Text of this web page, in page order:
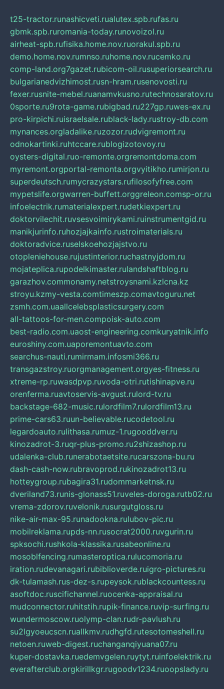
t25-tractor.runashicveti.rualutex.spb.rufas.ru
gbmk.spb.ruromania-today.runovoizol.ru
airheat-spb.rufisika.home.nov.ruorakul.spb.ru
demo.home.nov.rumnso.ruhome.nov.rucemko.ru
comp-land.org7gazet.rubicom-oil.rusuperiorsearch.ru
bulgarianedvizhimost.rusn-hram.rusenovosti.ru
fexer.rusnite-mebel.ruanamvkusno.rutechnosaratov.ru
0sporte.ru9rota-game.rubigbad.ru227gp.ruwes-ex.ru
pro-kirpichi.ruisraelsale.rublack-lady.rustroy-db.com
mynances.orgladalike.ruzozor.rudvigremont.ru
odnokartinki.ruhtccare.rublogizotovoy.ru
oysters-digital.ruo-remonte.orgremontdoma.com
myremont.orgportal-remonta.orgvyitikho.rumirjon.ru
superdeutsch.rumycrazystars.rufilosofyfree.com
mypetslife.orgwarren-buffett.orggreleon.comsp-or.ru
infoelectrik.rumaterialexpert.rudetkiexpert.ru
doktorvilechit.ruvsesvoimirykami.ruinstrumentgid.ru
manikjurinfo.ruhozjajkainfo.rustroimaterials.ru
doktoradvice.ruselskoehozjajstvo.ru
otopleniehouse.rujustinterior.ruchastnyjdom.ru
mojateplica.rupodelkimaster.rulandshaftblog.ru
garazhov.commonamy.netstroysnami.kzlcna.kz
stroyu.kzmy-vesta.comtimeszp.comavtoguru.net
zsmh.com.uaallcelebsplasticsurgery.com
all-tattoos-for-men.compoisk-auto.com
best-radio.com.uaost-engineering.comkuryatnik.info
euroshiny.com.uaporemontuavto.com
searchus-nauti.rumirmam.infosmi366.ru
transgazstroy.ruorgmanagement.orgyes-fitness.ru
xtreme-rp.ruwasdpvp.ruvoda-otri.rutishinapve.ru
orenferma.ruavtoservis-avgust.rulord-tv.ru
backstage-682-music.rulordfilm7.rulordfilm13.ru
prime-cars63.ruun-believable.rucodetool.ru
legardoauto.rulithasa.rumuz-1.rugooddver.ru
kinozadrot-3.ruqr-plus-promo.ru2shizashop.ru
udalenka-club.runerabotaetsite.rucarszona-bu.ru
dash-cash-now.rubravoprod.rukinozadrot13.ru
hotteygroup.rubagira31.rudommarketnsk.ru
dveriland73.runis-glonass51.ruveles-doroga.rutb02.ru
vrema-zdorov.ruvelonik.rusurgutgloss.ru
nike-air-max-95.runadookna.rulubov-pic.ru
mobilreklama.rupds-nn.rusocrat2000.ruvgurin.ru
spksochi.rushkola-klassika.rusabeonline.ru
mosoblfencing.rumasteroptica.rulucomoria.ru
iration.rudevanagari.rubiblioverde.ruigro-pictures.ru
dk-tulamash.rus-dez-s.rupeysok.rublackcountess.ru
asoftdoc.ruscifichannel.ruocenka-appraisal.ru
mudconnector.ruhitstih.rupik-finance.ruvip-surfing.ru
wundermoscow.ruolymp-clan.rudr-pavlush.ru
su2lgyoeucscn.ruallkmv.rudhgfd.rutesotomeshell.ru
netoen.ruweb-digest.ruchanganqiyuana07.ru
kuper-dostavka.ruedemvgelen.ruytyt.ruinfoelektrik.ru
everafterclub.orgkirillkgr.rugoodv1234.ruoopslady.ru